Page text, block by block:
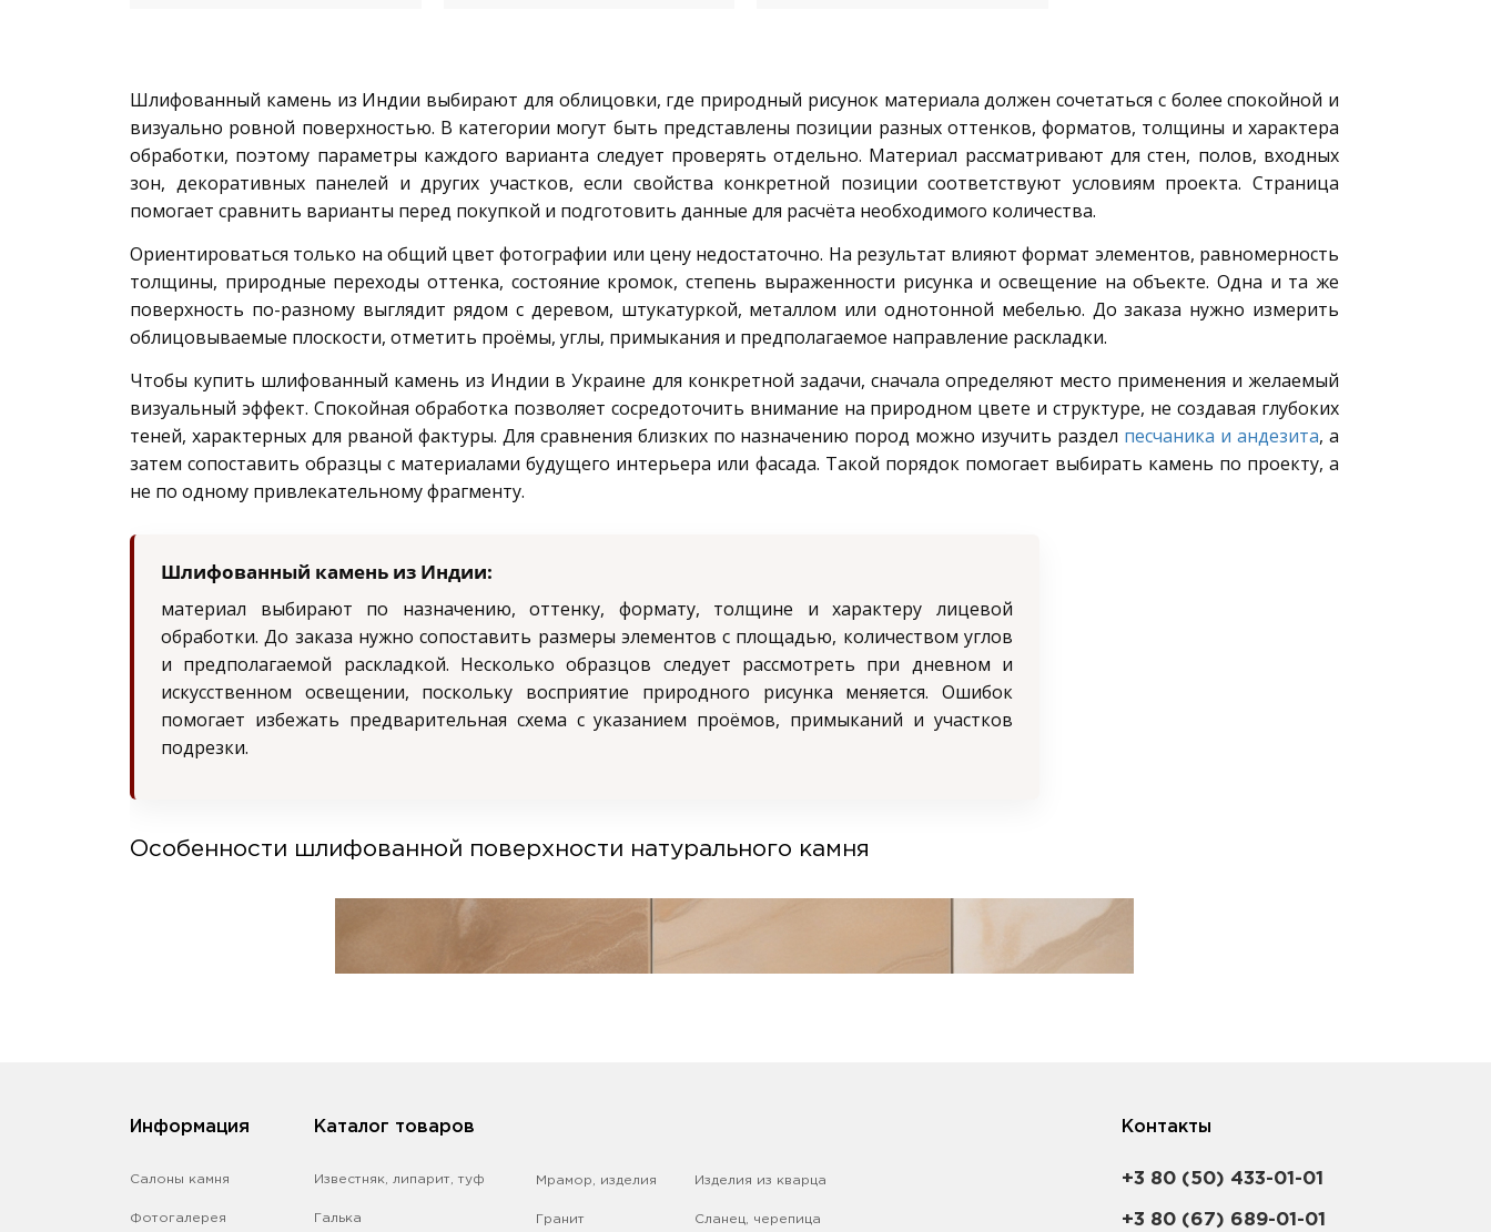
Шлифованный камень из Индии выбирают для облицовки, где природный рисунок материала должен сочетаться с более спокойной и
визуально ровной поверхностью. В категории могут быть представлены позиции разных оттенков, форматов, толщины и характера
обработки, поэтому параметры каждого варианта следует проверять отдельно. Материал рассматривают для стен, полов, входных
зон, декоративных панелей и других участков, если свойства конкретной позиции соответствуют условиям проекта. Страница
помогает сравнить варианты перед покупкой и подготовить данные для расчёта необходимого количества.
Ориентироваться только на общий цвет фотографии или цену недостаточно. На результат влияют формат элементов, равномерность
толщины, природные переходы оттенка, состояние кромок, степень выраженности рисунка и освещение на объекте. Одна и та же
поверхность по-разному выглядит рядом с деревом, штукатуркой, металлом или однотонной мебелью. До заказа нужно измерить
облицовываемые плоскости, отметить проёмы, углы, примыкания и предполагаемое направление раскладки.
Чтобы купить шлифованный камень из Индии в Украине для конкретной задачи, сначала определяют место применения и желаемый
визуальный эффект. Спокойная обработка позволяет сосредоточить внимание на природном цвете и структуре, не создавая глубоких
теней, характерных для рваной фактуры. Для сравнения близких по назначению пород можно изучить раздел песчаника и андезита, а
затем сопоставить образцы с материалами будущего интерьера или фасада. Такой порядок помогает выбирать камень по проекту, а
не по одному привлекательному фрагменту.
Шлифованный камень из Индии:
материал выбирают по назначению, оттенку, формату, толщине и характеру лицевой
обработки. До заказа нужно сопоставить размеры элементов с площадью, количеством углов
и предполагаемой раскладкой. Несколько образцов следует рассмотреть при дневном и
искусственном освещении, поскольку восприятие природного рисунка меняется. Ошибок
помогает избежать предварительная схема с указанием проёмов, примыканий и участков
подрезки.
Особенности шлифованной поверхности натурального камня
Информация
Салоны камня
Фотогалерея
Каталог товаров
Известняк, липарит, туф
Галька
Мрамор, изделия
Гранит
Изделия из кварца
Сланец, черепица
Контакты
+3 80 (50) 433-01-01
+3 80 (67) 689-01-01